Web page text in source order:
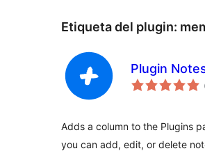
Etiqueta del plugin:
Plugin
Adds a column to the Plugins
you can add, edit, or delete